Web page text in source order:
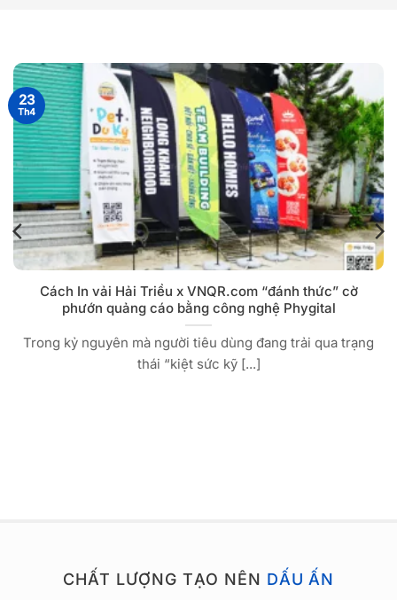
Cách In vải Hải Triều x VNQR.com “đánh thức” cờ
phướn quảng cáo bằng công nghệ Phygital
Trong kỷ nguyên mà người tiêu dùng đang trải qua trạng
thái “kiệt sức kỹ [...]
23
Th4
CHẤT LƯỢNG TẠO NÊN DẤU ẤN